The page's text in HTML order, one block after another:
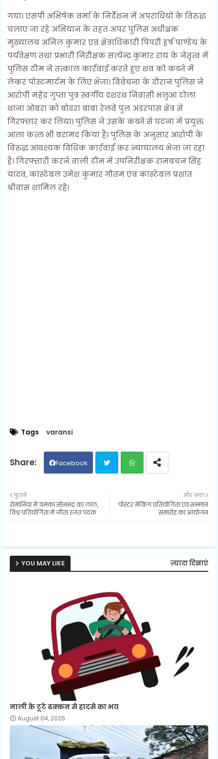
गया। एसपी अभिषेक वर्मा के निर्देशन में अपराधियों के विरुद्ध
चलाए जा रहे अभियान के तहत अपर पुलिस अधीक्षक
मुख्यालय अनिल कुमार एवं क्षेत्राधिकारी पिपरी हर्ष पाण्डेय के
पर्यवेक्षण तथा प्रभारी निरीक्षक सत्येन्द्र कुमार राय के नेतृत्व में
पुलिस टीम ने तत्काल कार्रवाई करते हुए शव को कब्जे में
लेकर पोस्टमार्टम के लिए भेजा। विवेचना के दौरान पुलिस ने
आरोपी महेंद्र गुप्ता पुत्र स्वर्गीय दशरथ निवासी भलुआ टोला
थाना ओबरा को बोदरा बाबा रेलवे पुल अंडरपास क्षेत्र से
गिरफ्तार कर लिया। पुलिस ने उसके कब्जे से घटना में प्रयुक्त
आला कत्ल भी बरामद किया है। पुलिस के अनुसार आरोपी के
विरुद्ध आवश्यक विधिक कार्रवाई कर न्यायालय भेजा जा रहा
है। गिरफ्तारी करने वाली टीम में उपनिरीक्षक रामबचन सिंह
यादव, कांस्टेबल उमेश कुमार गौतम एवं कांस्टेबल प्रशांत
श्रीवास शामिल रहे।
Tags varansi
Facebook
ats
p
और नया
पोस्टर मेकिंग प्रतियोगिता एवं सम्मान
समारोह का आयोजन
पुराने
रोमानिया में चमका सोनभद्र का लाल,
विश्व प्रतियोगिता में जीता रजत पदक
YOU MAY LIKE ज़्यादा दिखाएं
नाली के टूटे ढक्कन से हादसे का भय
August 04, 2026